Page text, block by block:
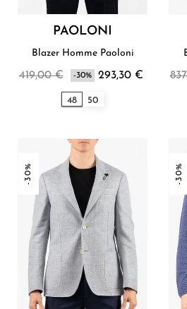
PAOLONI
Blazer Homme Paoloni
419,00 € -30% 293,30 €
48 50
-30% -30%